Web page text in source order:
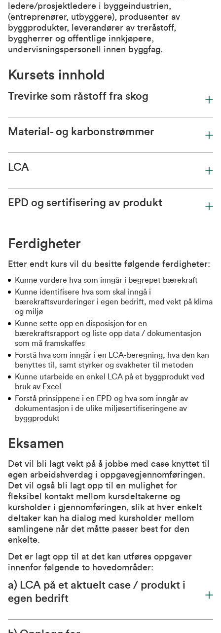
ledere/prosjektledere i byggeindustrien,
(entreprenører, utbyggere), produsenter av
byggprodukter, leverandører av treråstoff,
byggherrer og offentlige innkjøpere,
undervisningspersonell innen byggfag.
Kursets innhold
Trevirke som råstoff fra skog
Material- og karbonstrømmer
LCA
EPD og sertifisering av produkt
Ferdigheter
Etter endt kurs vil du besitte følgende ferdigheter:
Kunne vurdere hva som inngår i begrepet bærekraft
Kunne identifisere hva som skal inngå i
bærekraftsvurderinger i egen bedrift, med vekt på klima
og miljø
Kunne sette opp en disposisjon for en
bærekraftsrapport og liste opp data / dokumentasjon
som må framskaffes
Forstå hva som inngår i en LCA-beregning, hva den kan
benyttes til, samt styrker og svakheter til metoden
Kunne utarbeide en enkel LCA på et byggprodukt ved
bruk av Excel
Forstå prinsippene i en EPD og hva som inngår av
dokumentasjon i de ulike miljøsertifiseringene av
byggprodukt
Eksamen
Det vil bli lagt vekt på å jobbe med case knyttet til
egen arbeidshverdag i oppgavegjennomføringen.
Det vil også bli lagt opp til en mulighet for
fleksibel kontakt mellom kursdeltakerne og
kursholder i gjennomføringen, slik at hver enkelt
deltaker kan ha dialog med kursholder mellom
samlingene når det måtte passer best for den
enkelte.
Det er lagt opp til at det kan utføres oppgaver
innenfor følgende to hovedområder:
a) LCA på et aktuelt case / produkt i
egen bedrift